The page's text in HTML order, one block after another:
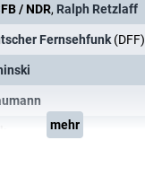
/ NDR, Ralph Retzlaff
Fernsehfunk (DFF)
mehr